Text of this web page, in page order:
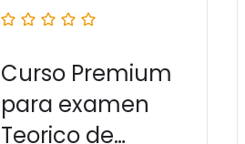
Curso Premium
para examen
Teorico de